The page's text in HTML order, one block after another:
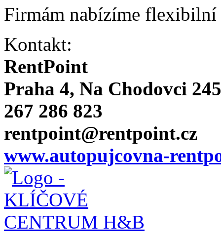
Firmám nabízíme flexibilní
Kontakt:
RentPoint
Praha 4, Na Chodovci
267 286 823
rentpoint@rentpoint.cz
www.autopujcovna-